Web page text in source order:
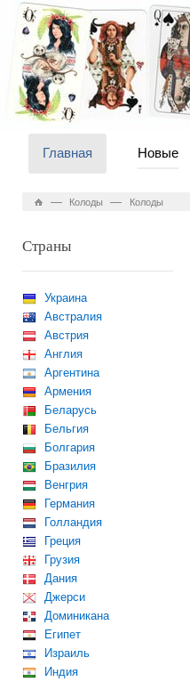
Главная Новые
— Колоды — Колоды
Страны
Украина
Австралия
Австрия
Англия
Аргентина
Армения
Беларусь
Бельгия
Болгария
Бразилия
Венгрия
Германия
Голландия
Греция
Грузия
Дания
Джерси
Доминикана
Египет
Израиль
Индия